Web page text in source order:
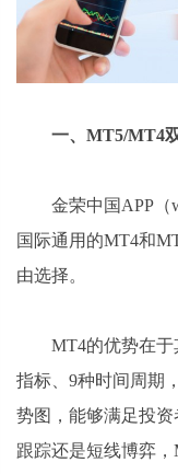
一、MT5/MT4
金荣中国APP（
国际通用的MT4和
由选择。
MT4的优势在
指标、9种时间周期
势图，能够满足投
跟踪还是短线博弈，